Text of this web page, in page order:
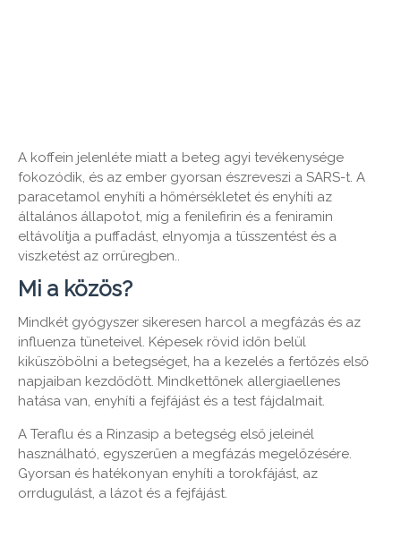
A koffein jelenléte miatt a beteg agyi tevékenysége
fokozódik, és az ember gyorsan észreveszi a SARS-t. A
paracetamol enyhíti a hőmérsékletet és enyhíti az
általános állapotot, míg a fenilefirin és a feniramin
eltávolítja a puffadást, elnyomja a tüsszentést és a
viszketést az orrüregben..
Mi a közös?
Mindkét gyógyszer sikeresen harcol a megfázás és az
influenza tüneteivel. Képesek rövid időn belül
kiküszöbölni a betegséget, ha a kezelés a fertőzés első
napjaiban kezdődött. Mindkettőnek allergiaellenes
hatása van, enyhíti a fejfájást és a test fájdalmait.
A Teraflu és a Rinzasip a betegség első jeleinél
használható, egyszerűen a megfázás megelőzésére.
Gyorsan és hatékonyan enyhíti a torokfájást, az
orrdugulást, a lázot és a fejfájást.